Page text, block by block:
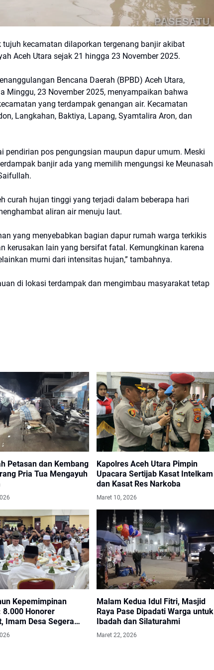
PASESATU
tujuh kecamatan dilaporkan tergenang banjir akibat
Aceh Utara sejak 21 hingga 23 November 2025.
Bencana Daerah (BPBD) Aceh Utara,
Minggu, 23 November 2025, menyampaikan bahwa
yang terdampak genangan air. Kecamatan
Langkahan, Baktiya, Lapang, Syamtalira Aron, dan
pendirian pos pengungsian maupun dapur umum. Meski
banjir ada yang memilih mengungsi ke Meunasah
curah hujan tinggi yang terjadi dalam beberapa hari
aliran air menuju laut.
yang menyebabkan bagian dapur rumah warga terkikis
kerusakan lain yang bersifat fatal. Kemungkinan karena
murni dari intensitas hujan,” tambahnya.
di lokasi terdampak dan mengimbau masyarakat tetap
Petasan dan Kembang
Pria Tua Mengayuh
Kapolres Aceh Utara Pimpin
Upacara Sertijab Kasat Intelkam
dan Kasat Res Narkoba
Maret 10, 2026
Kepemimpinan
8.000 Honorer
Imam Desa Segera
Malam Kedua Idul Fitri, Masjid
Raya Pase Dipadati Warga untuk
Ibadah dan Silaturahmi
Maret 22, 2026